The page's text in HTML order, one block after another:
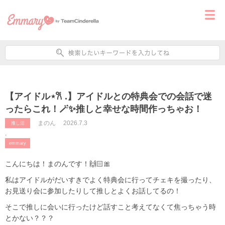
【アイドル⋆𐙚 .】アイドルとの特典会での会話で迷
ったらこれ！🪄✨推しと幸せな時間作っちゃお！
推し活
,
emmary
まのん 2026.7.3
こんにちは！まのんです！🙌🏻🎀
私はアイドルがだいすきでよく特典会に行ってチェキを撮ったり、
お見送り会に参加したりして推しとよくお話してるの！
そこで推しに会いに行ったけど話すこと考えてなくて焦っちゃう時
とかない？？？